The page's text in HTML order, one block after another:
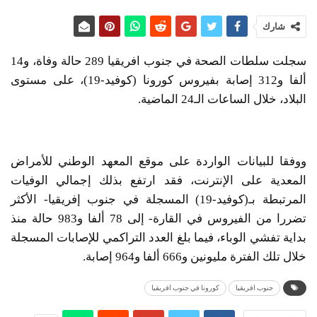
شارك
سجلت سلطات الصحة في جنوب افريقيا 289 حالة وفاة، و14
ألفا و312 إصابة بفيروس كورونا (كوفيد-19)، على مستوى
البلاد، خلال الساعات الـ24 الماضية.
ووفقا للبيانات الواردة على موقع المعهد الوطني للأمراض
المعدية على الإنترنت، فقد ارتفع بذلك إجمالي الوفيات
المرتبطة بـ(كوفيد-19) المسجلة في جنوب إفريقيا- الأكثر
تضررا من الفيروس في القارة- إلى 78 ألفا و983 حالة منذ
بداية تفشي الوباء، فيما بلغ العدد التراكمي للإصابات المسجلة
خلال تلك الفترة مليونين و666 ألفا و964 إصابة.
جنوب افريقيا كورونا في جنوب افريقيا